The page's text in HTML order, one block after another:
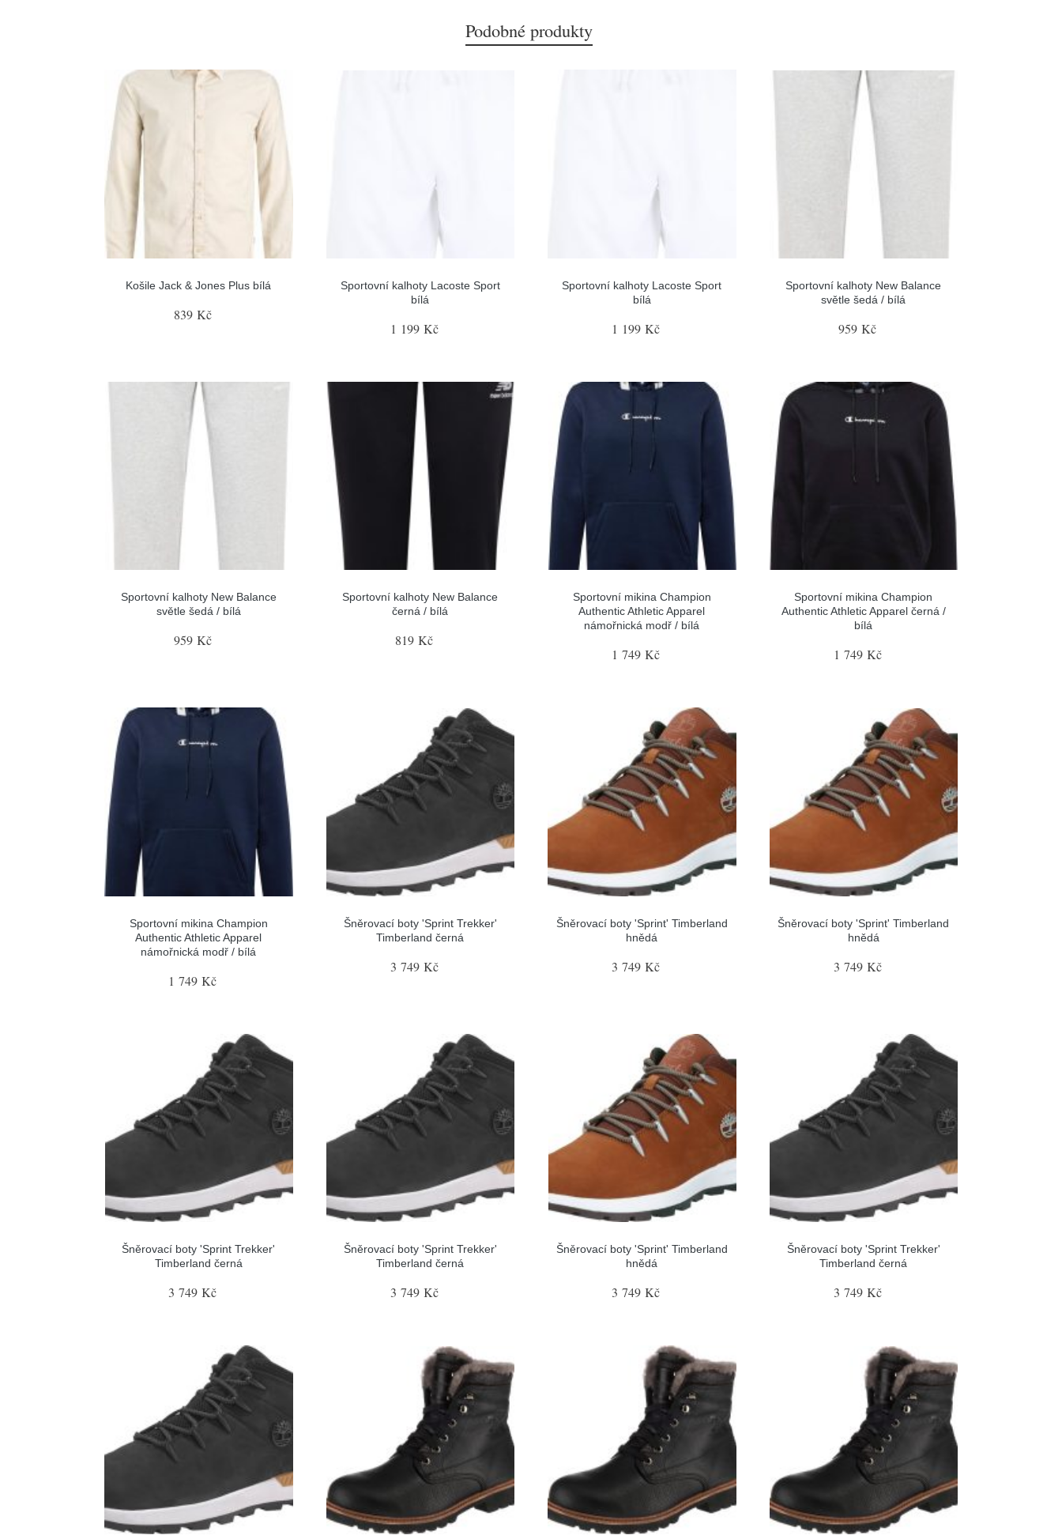
Podobné produkty
Košile Jack & Jones Plus bílá
839 Kč
Sportovní kalhoty Lacoste Sport
bílá
1 199 Kč
Sportovní kalhoty Lacoste Sport
bílá
1 199 Kč
Sportovní kalhoty New Balance
světle šedá / bílá
959 Kč
Sportovní kalhoty New Balance
světle šedá / bílá
959 Kč
Sportovní kalhoty New Balance
černá / bílá
819 Kč
Sportovní mikina Champion
Authentic Athletic Apparel
námořnická modř / bílá
1 749 Kč
Sportovní mikina Champion
Authentic Athletic Apparel černá /
bílá
1 749 Kč
Sportovní mikina Champion
Authentic Athletic Apparel
námořnická modř / bílá
1 749 Kč
Šněrovací boty 'Sprint Trekker'
Timberland černá
3 749 Kč
Šněrovací boty 'Sprint' Timberland
hnědá
3 749 Kč
Šněrovací boty 'Sprint' Timberland
hnědá
3 749 Kč
Šněrovací boty 'Sprint Trekker'
Timberland černá
3 749 Kč
Šněrovací boty 'Sprint Trekker'
Timberland černá
3 749 Kč
Šněrovací boty 'Sprint' Timberland
hnědá
3 749 Kč
Šněrovací boty 'Sprint Trekker'
Timberland černá
3 749 Kč